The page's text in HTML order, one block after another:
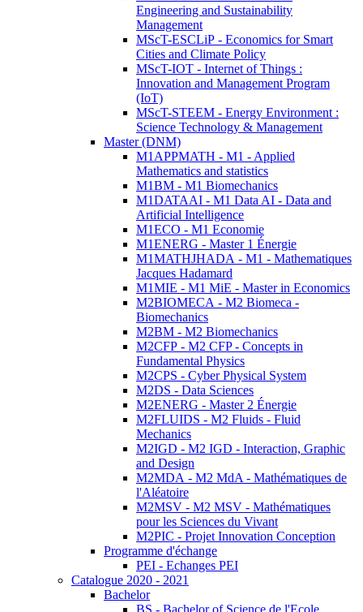
Engineering and Sustainability
Management
MScT-ESCLiP - Economics for Smart
Cities and Climate Policy
MScT-IOT - Internet of Things :
Innovation and Management Program
(IoT)
MScT-STEEM - Energy Environment :
Science Technology & Management
Master (DNM)
M1APPMATH - M1 - Applied
Mathematics and statistics
M1BM - M1 Biomechanics
M1DATAAI - M1 Data AI - Data and
Artificial Intelligence
M1ECO - M1 Economie
M1ENERG - Master 1 Énergie
M1MATHJHADA - M1 - Mathematiques
Jacques Hadamard
M1MIE - M1 MiE - Master in Economics
M2BIOMECA - M2 Biomeca -
Biomechanics
M2BM - M2 Biomechanics
M2CFP - M2 CFP - Concepts in
Fundamental Physics
M2CPS - Cyber Physical System
M2DS - Data Sciences
M2ENERG - Master 2 Énergie
M2FLUIDS - M2 Fluids - Fluid
Mechanics
M2IGD - M2 IGD - Interaction, Graphic
and Design
M2MDA - M2 MdA - Mathématiques de
l'Aléatoire
M2MSV - M2 MSV - Mathématiques
pour les Sciences du Vivant
M2PIC - Projet Innovation Conception
Programme d'échange
PEI - Echanges PEI
Catalogue 2020 - 2021
Bachelor
BS - Bachelor of Science de l'Ecole